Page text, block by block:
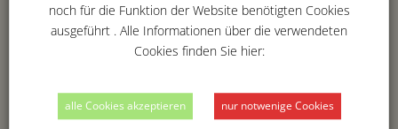
noch für die Funktion der Website benötigten Cookies
ausgeführt . Alle Informationen über die verwendeten
Cookies finden Sie hier:
alle Cookies akzeptieren nur notwenige Cookies